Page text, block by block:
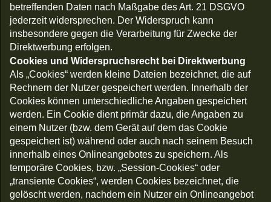
betreffenden Daten nach Maßgabe des Art. 21 DSGVO
jederzeit widersprechen. Der Widerspruch kann
insbesondere gegen die Verarbeitung für Zwecke der
Direktwerbung erfolgen.
Cookies und Widerspruchsrecht bei Direktwerbung
Als „Cookies“ werden kleine Dateien bezeichnet, die auf
Rechnern der Nutzer gespeichert werden. Innerhalb der
Cookies können unterschiedliche Angaben gespeichert
werden. Ein Cookie dient primär dazu, die Angaben zu
einem Nutzer (bzw. dem Gerät auf dem das Cookie
gespeichert ist) während oder auch nach seinem Besuch
innerhalb eines Onlineangebotes zu speichern. Als
temporäre Cookies, bzw. „Session-Cookies“ oder
„transiente Cookies“, werden Cookies bezeichnet, die
gelöscht werden, nachdem ein Nutzer ein Onlineangebot